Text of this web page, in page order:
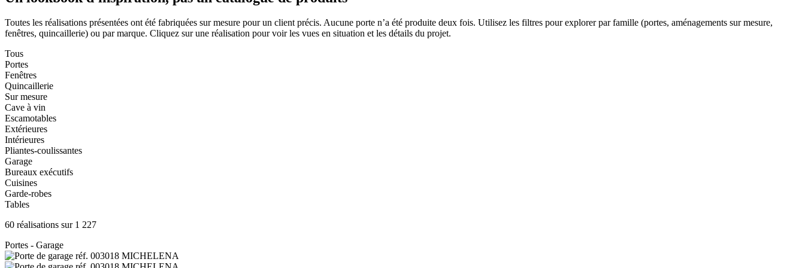
Toutes les réalisations présentées ont été fabriquées sur mesure pour un client précis. Aucune porte n’a été produite deux fois. Utilisez les filtres pour explorer par famille (portes, aménagements sur mesure,
fenêtres, quincaillerie) ou par marque. Cliquez sur une réalisation pour voir les vues en situation et les détails du projet.
Tous
Portes
Fenêtres
Quincaillerie
Sur mesure
Cave à vin
Escamotables
Extérieures
Intérieures
Pliantes-coulissantes
Garage
Bureaux exécutifs
Cuisines
Garde-robes
Tables
60 réalisations sur 1 227
Portes - Garage